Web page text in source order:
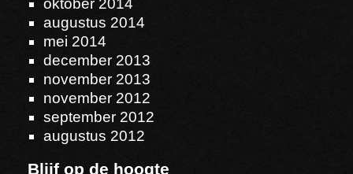
oktober 2014
augustus 2014
mei 2014
december 2013
november 2013
november 2012
september 2012
augustus 2012
Blijf op de hoogte